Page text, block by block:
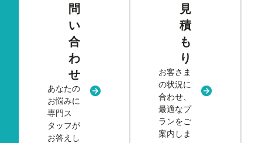
問
い
合
わ
せ
あなたの
お悩みに
専門ス
タッフが
お答えし
新規タブまたはウィンドウで開く
見
積
も
り
お客さま
の状況に
合わせ、
最適なプ
ランをご
案内しま
新規タブま